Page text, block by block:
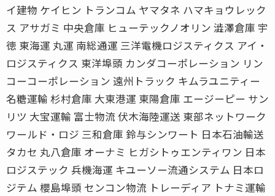
イ建物 ケイヒン トランコム ヤマタネ ハマキョウレック
ス アサガミ 中央倉庫 ヒューテックノオリン 澁澤倉庫 宇
徳 東海運 丸運 南総通運 三洋電機ロジスティクス アイ・
ロジスティクス 東洋埠頭 カンダコーポレーション リン
コーコーポレーション 遠州トラック キムラユニティー
名糖運輸 杉村倉庫 大東港運 東陽倉庫 エージーピー サン
リツ 大宝運輸 富士物流 伏木海陸運送 東部ネットワーク
ワールド・ロジ 三和倉庫 鈴与シンワート 日本石油輸送
タカセ 丸八倉庫 オーナミ ヒガシトゥエンティワン 日本
ロジステック 兵機海運 キユーソー流通システム 日本ロ
ジテム 櫻島埠頭 センコン物流 トレーディア トナミ運輸